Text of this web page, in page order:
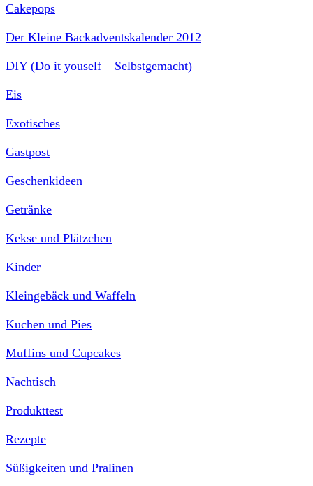
Cakepops
Der Kleine Backadventskalender 2012
DIY (Do it youself – Selbstgemacht)
Eis
Exotisches
Gastpost
Geschenkideen
Getränke
Kekse und Plätzchen
Kinder
Kleingebäck und Waffeln
Kuchen und Pies
Muffins und Cupcakes
Nachtisch
Produkttest
Rezepte
Süßigkeiten und Pralinen